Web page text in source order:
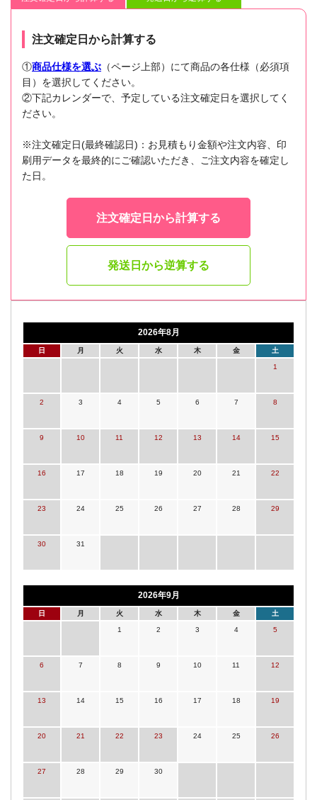
注文確定日から計算する
①商品仕様を選ぶ （ページ上部）にて商品の各仕様（必須項
目）を選択してください。
②下記カレンダーで、予定している注文確定日を選択してく
ださい。
※注文確定日(最終確認日)：お見積もり金額や注文内容、印
刷用データを最終的にご確認いただき、ご注文内容を確定し
た日。
注文確定日から計算する
発送日から逆算する
2026年8月
日 月 火 水 木 金 土
1
2 3 4 5 6 7 8
9 10 11 12 13 14 15
16 17 18 19 20 21 22
23 24 25 26 27 28 29
30 31
2026年9月
日 月 火 水 木 金 土
1 2 3 4 5
6 7 8 9 10 11 12
13 14 15 16 17 18 19
20 21 22 23 24 25 26
27 28 29 30